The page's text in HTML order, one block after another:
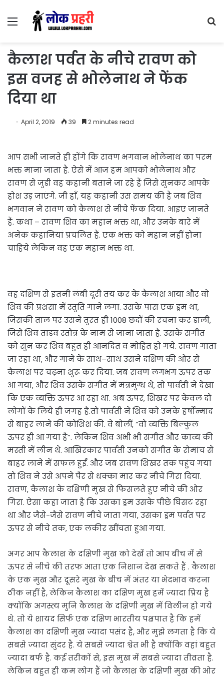
Menu
कैलाश पर्वत के नीचे रावण को
इस वजह से भोलेनाथ ने फेंक
दिया था
April 2, 2019 39 2 minutes read
आप सभी जानते ही होंगे कि रावण भगवान भोलेनाथ का परम
भक्त माना जाता है. ऐसे में आज हम आपको भोलेनाथ और
रावण से जुडी वह कहानी बताने जा रहे हैं जिसे सुनकर आपके
होश उड़ जाएंगे. जी हाँ, यह कहानी उस समय की है जब शिव
भगवान ने रावण को कैलाश से नीचे फेंक दिया. आइए जानते
हैं. कथा – रावण शिव का महान भक्त था, और उनके बारे में
अनेक कहानियां प्रचलित हैं. एक भक्त को महान नहीं होना
चाहिये लेकिन वह एक महान भक्त था.
वह दक्षिण से इतनी लंबी दूरी तय कर के कैलाश आया और वो
शिव की प्रशंसा में स्तुति गाने लगा. उसके पास एक ड्रम था,
जिसकी ताल पर उसने तुरंत ही 1008 छंदों की रचना कर डाली,
जिसे शिव तांडव स्तोत्र के नाम से जाना जाता है. उसके संगीत
को सुन कर शिव बहुत ही आनंदित व मोहित हो गये. रावण गाता
जा रहा था, और गाने के साथ–साथ उसने दक्षिण की ओर से
कैलाश पर चढ़ना शुरू कर दिया. जब रावण लगभग ऊपर तक
आ गया, और शिव उसके संगीत में मंत्रमुग्ध थे, तो पार्वती ने देखा
कि एक व्यक्ति ऊपर आ रहा था. अब ऊपर, शिखर पर केवल दो
लोगों के लिये ही जगह है.तो पार्वती ने शिव को उनके हर्षोन्माद
से बाहर लाने की कोशिश की. वे बोलीं, “वो व्यक्ति बिल्कुल
ऊपर ही आ गया है”. लेकिन शिव अभी भी संगीत और काव्य की
मस्ती में लीन थे. आखिरकार पार्वती उनको संगीत के रोमांच से
बाहर लाने में सफल हुईं. और जब रावण शिखर तक पहुंच गया
तो शिव ने उसे अपने पैर से धक्का मार कर नीचे गिरा दिया.
रावण, कैलाश के दक्षिणी मुख से फिसलते हुए नीचे की ओर
गिरा. ऐसा कहा जाता है कि उसका ड्रम उसके पीछे घिसट रहा
था और जैसे-जैसे रावण नीचे जाता गया, उसका ड्रम पर्वत पर
ऊपर से नीचे तक, एक लकीर खींचता हुआ गया.
अगर आप कैलाश के दक्षिणी मुख को देखें तो आप बीच में से
ऊपर से नीचे की तरफ आता एक निशान देख सकते हैं . कैलाश
के एक मुख और दूसरे मुख के बीच में अंतर या भेदभाव करना
ठीक नहीं है, लेकिन कैलाश का दक्षिण मुख हमें ज्यादा प्रिय है
क्योंकि अगस्त्य मुनि कैलाश के दक्षिणी मुख में विलीन हो गये
थे. तो ये शायद सिर्फ एक दक्षिण भारतीय पक्षपात है कि हमें
कैलाश का दक्षिणी मुख ज्यादा पसंद है, और मुझे लगता है कि ये
सबसे ज्यादा सुंदर है. ये सबसे ज्यादा श्वेत भी है क्योंकि वहां बहुत
ज्यादा बर्फ है. कई तरीकों से, इस मुख में सबसे ज्यादा तीव्रता है.
लेकिन बहुत ही कम लोग हैं जो कैलाश के दक्षिणी मुख की ओर